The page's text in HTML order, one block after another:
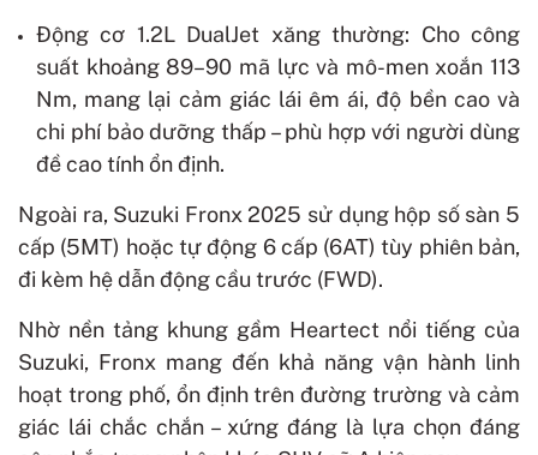
Động cơ 1.2L DualJet xăng thường: Cho công
suất khoảng 89–90 mã lực và mô-men xoắn 113
Nm, mang lại cảm giác lái êm ái, độ bền cao và
chi phí bảo dưỡng thấp – phù hợp với người dùng
đề cao tính ổn định.
Ngoài ra, Suzuki Fronx 2025 sử dụng hộp số sàn 5
cấp (5MT) hoặc tự động 6 cấp (6AT) tùy phiên bản,
đi kèm hệ dẫn động cầu trước (FWD).
Nhờ nền tảng khung gầm Heartect nổi tiếng của
Suzuki, Fronx mang đến khả năng vận hành linh
hoạt trong phố, ổn định trên đường trường và cảm
giác lái chắc chắn – xứng đáng là lựa chọn đáng